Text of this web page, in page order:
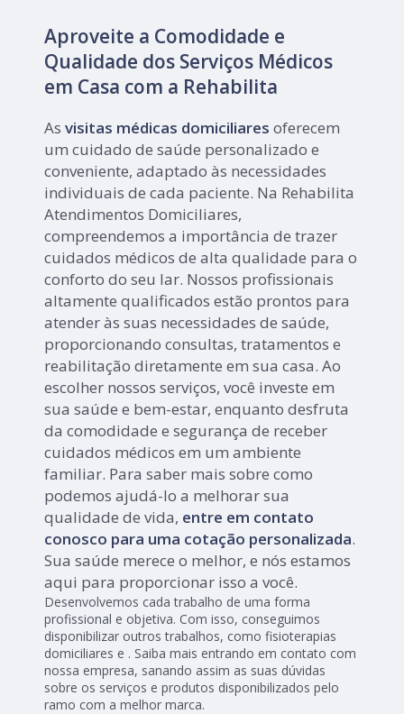
Aproveite a Comodidade e
Qualidade dos Serviços Médicos
em Casa com a Rehabilita
Asvisitas médicas domiciliares oferecem
um cuidado de saúde personalizado e
conveniente, adaptado às necessidades
individuais de cada paciente. Na Rehabilita
Atendimentos Domiciliares,
compreendemos a importância de trazer
cuidados médicos de alta qualidade para o
conforto do seu lar. Nossos profissionais
altamente qualificados estão prontos para
atender às suas necessidades de saúde,
proporcionando consultas, tratamentos e
reabilitação diretamente em sua casa. Ao
escolher nossos serviços, você investe em
sua saúde e bem-estar, enquanto desfruta
da comodidade e segurança de receber
cuidados médicos em um ambiente
familiar. Para saber mais sobre como
podemos ajudá-lo a melhorar sua
qualidade de vida, entre em contato
conosco para uma cotação personalizada.
Sua saúde merece o melhor, e nós estamos
aqui para proporcionar isso a você.
Desenvolvemos cada trabalho de uma forma
profissional e objetiva. Com isso, conseguimos
disponibilizar outros trabalhos, como fisioterapias
domiciliares e . Saiba mais entrando em contato com
nossa empresa, sanando assim as suas dúvidas
sobre os serviços e produtos disponibilizados pelo
ramo com a melhor marca.